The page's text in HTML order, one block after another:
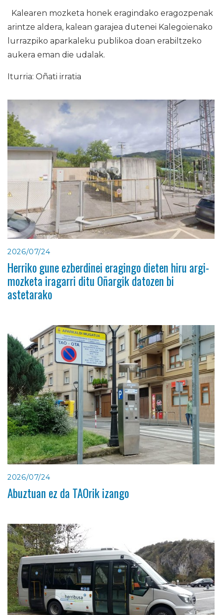
Kalearen mozketa honek eragindako eragozpenak
arintze aldera, kalean garajea dutenei Kalegoienako
lurrazpiko aparkaleku publikoa doan erabiltzeko
aukera eman die udalak.
Iturria: Oñati irratia
2026/07/24
Herriko gune ezberdinei eragingo dieten hiru argi-
mozketa iragarri ditu Oñargik datozen bi
astetarako
2026/07/24
Abuztuan ez da TAOrik izango